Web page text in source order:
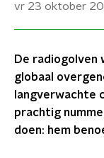
vr 23 oktober
De radiogolven
globaal
langverwachte
prachtig
doen: hem